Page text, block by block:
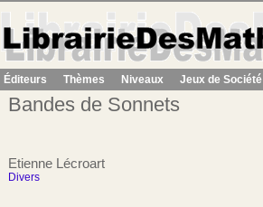
Éditeurs Thèmes Niveaux Jeux de Société
Bandes de Sonnets
Etienne Lécroart
Divers